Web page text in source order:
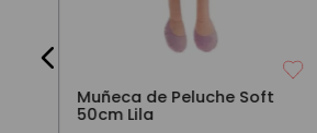
Muñeca de Peluche Soft
50cm Lila